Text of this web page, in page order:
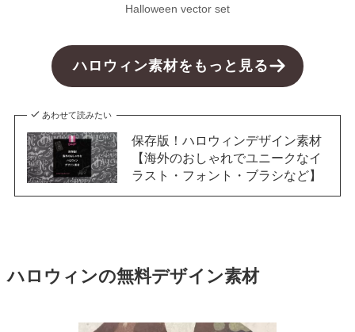
Halloween vector set
ハロウィン素材をもっと見る
あわせて読みたい
保存版！ハロウィンデザイン素材
【海外のおしゃれでユニークなイ
ラスト・フォント・ブラシなど】
ハロウィンの無料デザイン素材